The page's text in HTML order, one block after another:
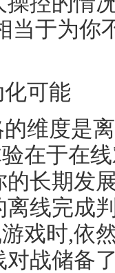
当于为你
可能
维度是
在于在
长期发
线完成
戏时,依
战储备